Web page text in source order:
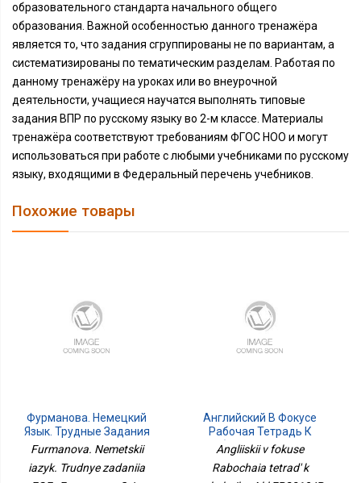
образовательного стандарта начального общего
образования. Важной особенностью данного тренажёра
является то, что задания сгруппированы не по вариантам, а
систематизированы по тематическим разделам. Работая по
данному тренажёру на уроках или во внеурочной
деятельности, учащиеся научатся выполнять типовые
задания ВПР по русскому языку во 2-м классе. Материалы
тренажёра соответствуют требованиям ФГОС НОО и могут
использоваться при работе с любыми учебниками по русскому
языку, входящими в Федеральный перечень учебников.
Похожие товары
Фурманова. Немецкий
Язык. Трудные Задания
ЕГЭ
Furmanova. Nemetskii
iazyk. Trudnye zadaniia
Английский В Фокусе
Рабочая Тетрадь К
Учебнику 4 Кл ФП2019
ИП Просвещение
Angliiskii v fokuse
Rabochaia tetrad' k